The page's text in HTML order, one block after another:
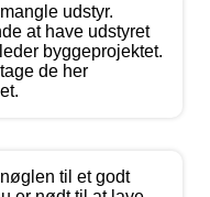
udstyr.
at have udstyret
byggeprojektet.
de her
til et godt